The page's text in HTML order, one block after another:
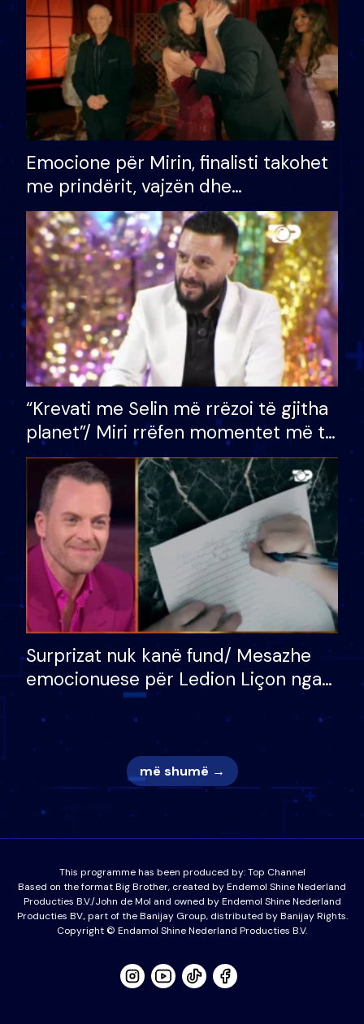
Emocione për Mirin, finalisti takohet
me prindërit, vajzën dhe
bashkëshorten: S’kemi ndonjë letër
divorci apo jo?
“Krevati me Selin më rrëzoi të gjitha
planet”/ Miri rrëfen momentet më të
bukura në shtëpinë e BB VIP: Do më
mungojë zilja e mëngjesit kur…
Surprizat nuk kanë fund/ Mesazhe
emocionuese për Ledion Liçon nga
nëna dhe fëmijët e tij, moderatori
nuk i mban dot lotët: Nuk meritoj…
më shumë →
This programme has been produced by:Top Channel
Based on the format Big Brother, created by Endemol Shine Nederland
Producties B.V./John de Mol and owned by Endemol Shine Nederland
Producties BV., part of the Banijay Group, distributed by Banijay Rights.
Copyright © Endamol Shine Nederland Producties B.V.